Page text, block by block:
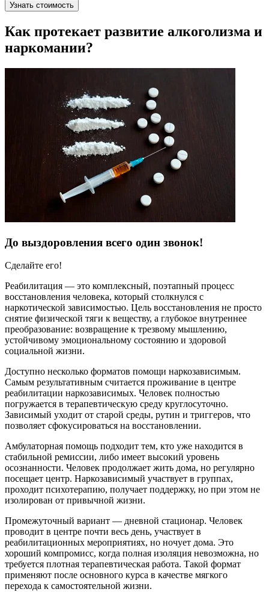
Узнать стоимость
Как протекает развитие алкоголизма и
наркомании?
До выздоровления всего один звонок!
Сделайте его!
Реабилитация — это комплексный, поэтапный процесс
восстановления человека, который столкнулся с
наркотической зависимостью. Цель восстановления не просто
снятие физической тяги к веществу, а глубокое внутреннее
преобразование: возвращение к трезвому мышлению,
устойчивому эмоциональному состоянию и здоровой
социальной жизни.
Доступно несколько форматов помощи наркозависимым.
Самым результативным считается проживание в центре
реабилитации наркозависимых. Человек полностью
погружается в терапевтическую среду круглосуточно.
Зависимый уходит от старой среды, рутин и триггеров, что
позволяет сфокусироваться на восстановлении.
Амбулаторная помощь подходит тем, кто уже находится в
стабильной ремиссии, либо имеет высокий уровень
осознанности. Человек продолжает жить дома, но регулярно
посещает центр. Наркозависимый участвует в группах,
проходит психотерапию, получает поддержку, но при этом не
изолирован от привычной жизни.
Промежуточный вариант — дневной стационар. Человек
проводит в центре почти весь день, участвует в
реабилитационных мероприятиях, но ночует дома. Это
хороший компромисс, когда полная изоляция невозможна, но
требуется плотная терапевтическая работа. Такой формат
применяют после основного курса в качестве мягкого
перехода к самостоятельной жизни.